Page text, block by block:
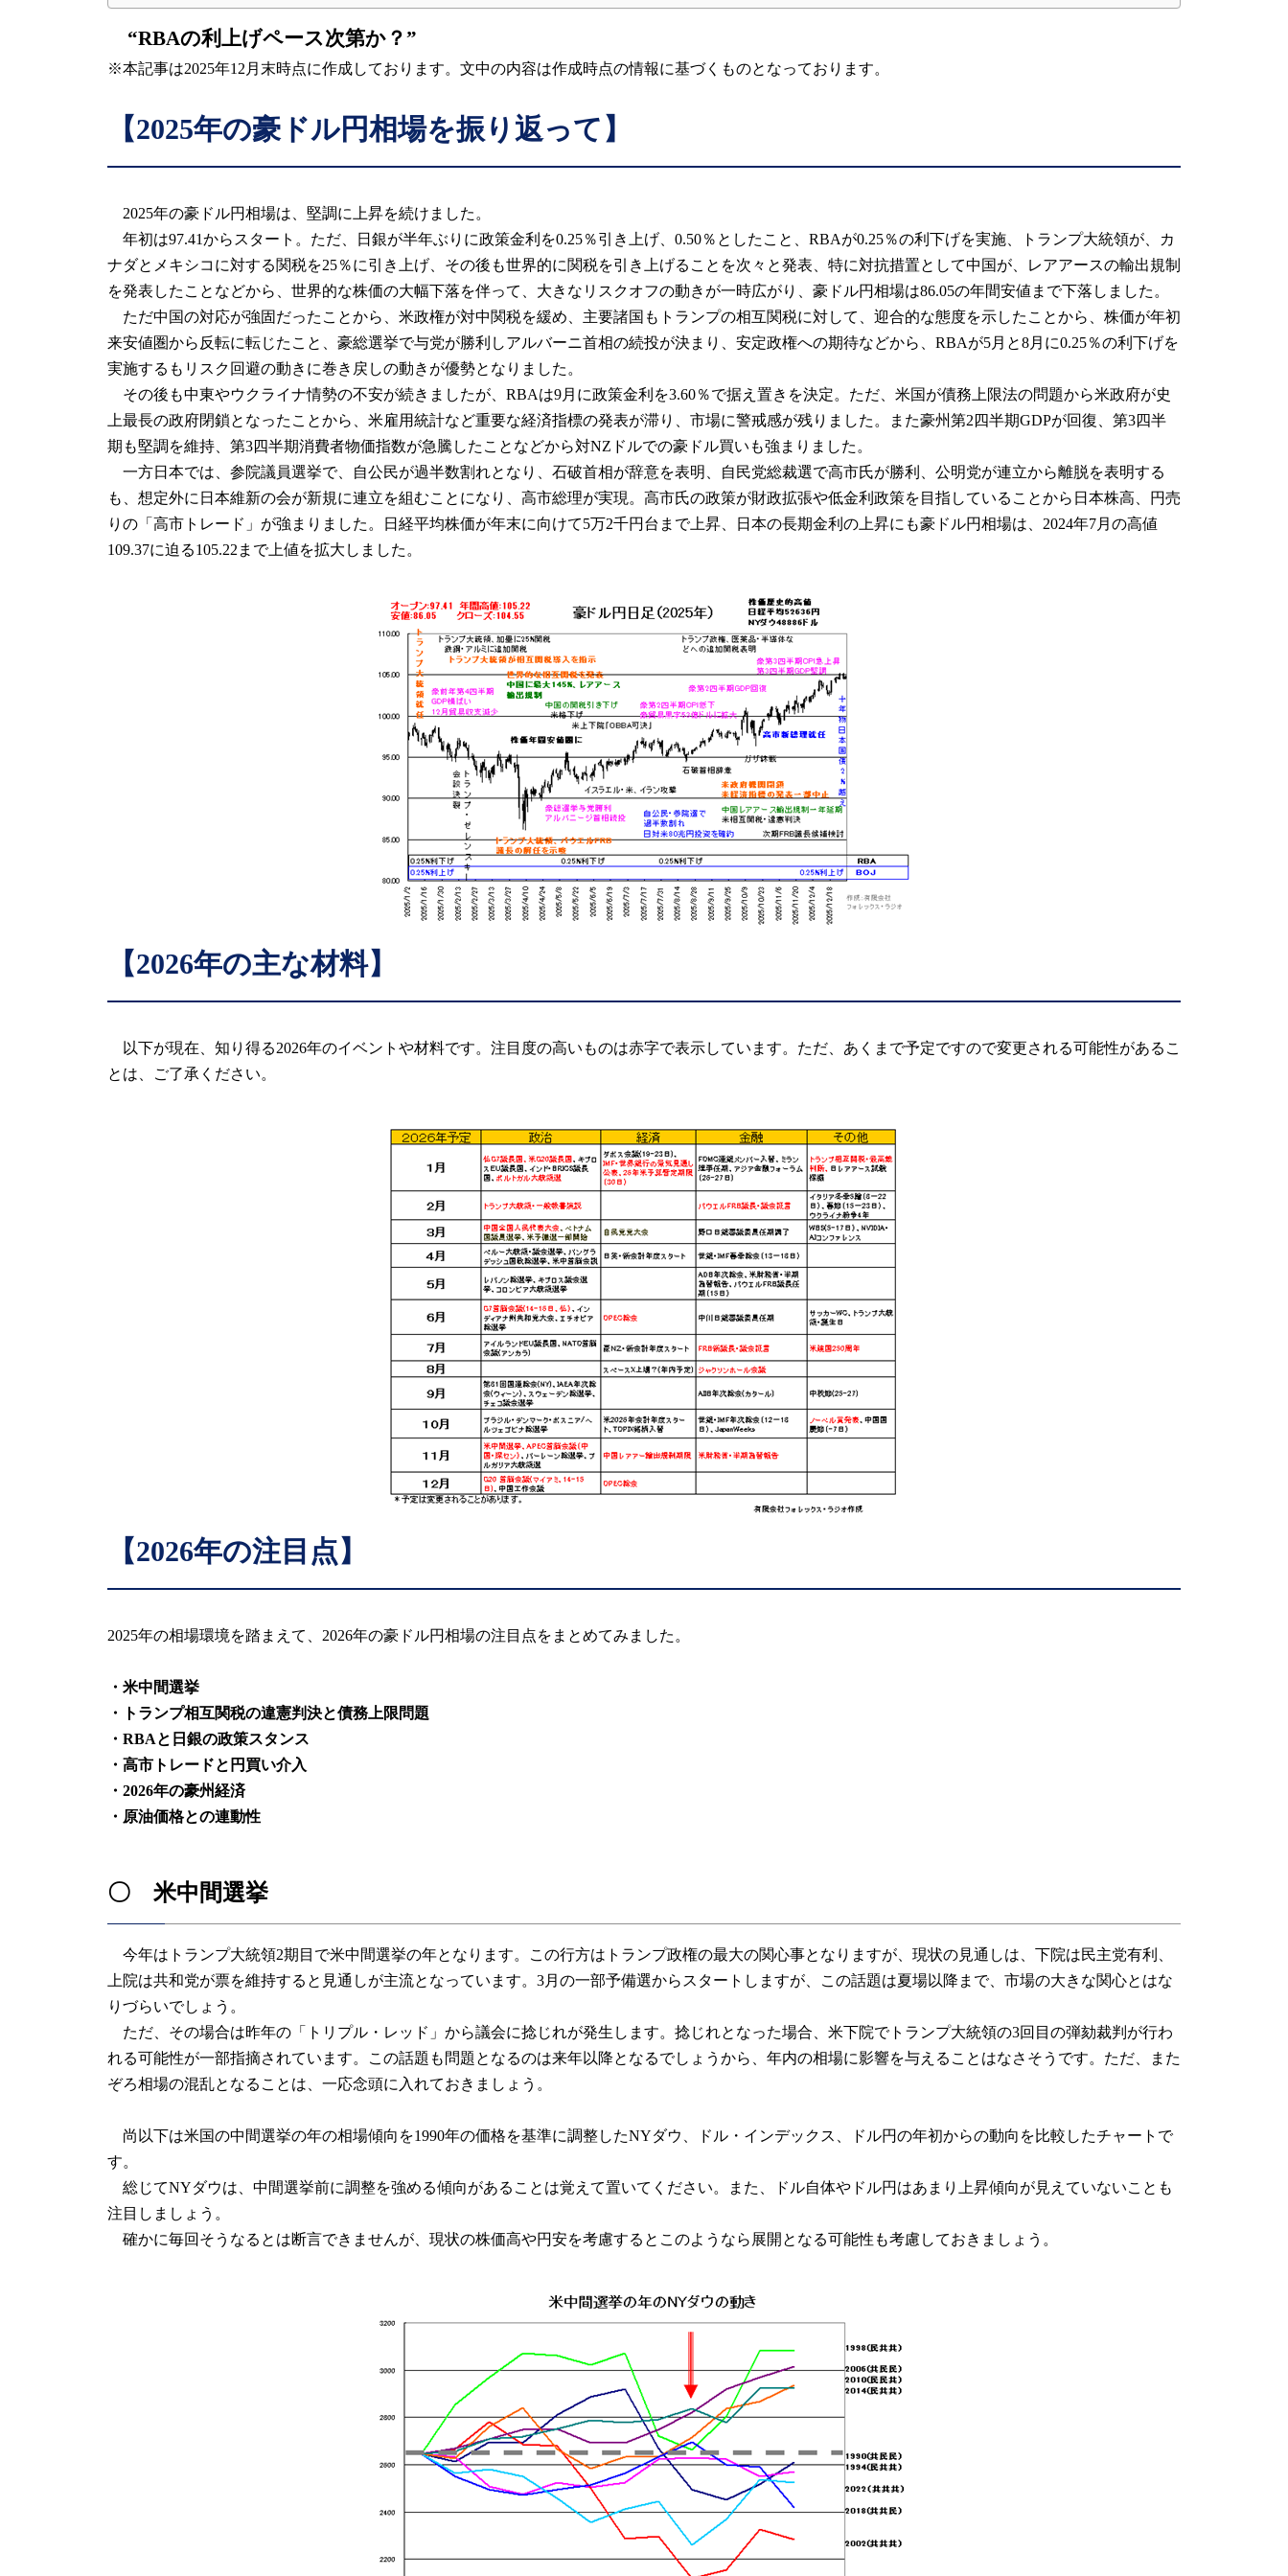
“RBAの利上げペース次第か？”
※本記事は2025年12月末時点に作成しております。文中の内容は作成時点の情報に基づくものとなっております。
【2025年の豪ドル円相場を振り返って】
2025年の豪ドル円相場は、堅調に上昇を続けました。
年初は97.41からスタート。ただ、日銀が半年ぶりに政策金利を0.25％引き上げ、0.50％としたこと、RBAが0.25％の利下げを実施、トランプ大統領が、カ
ナダとメキシコに対する関税を25％に引き上げ、その後も世界的に関税を引き上げることを次々と発表、特に対抗措置として中国が、レアアースの輸出規制
を発表したことなどから、世界的な株価の大幅下落を伴って、大きなリスクオフの動きが一時広がり、豪ドル円相場は86.05の年間安値まで下落しました。
ただ中国の対応が強固だったことから、米政権が対中関税を緩め、主要諸国もトランプの相互関税に対して、迎合的な態度を示したことから、株価が年初
来安値圏から反転に転じたこと、豪総選挙で与党が勝利しアルバーニ首相の続投が決まり、安定政権への期待などから、RBAが5月と8月に0.25％の利下げを
実施するもリスク回避の動きに巻き戻しの動きが優勢となりました。
その後も中東やウクライナ情勢の不安が続きましたが、RBAは9月に政策金利を3.60％で据え置きを決定。ただ、米国が債務上限法の問題から米政府が史
上最長の政府閉鎖となったことから、米雇用統計など重要な経済指標の発表が滞り、市場に警戒感が残りました。また豪州第2四半期GDPが回復、第3四半
期も堅調を維持、第3四半期消費者物価指数が急騰したことなどから対NZドルでの豪ドル買いも強まりました。
一方日本では、参院議員選挙で、自公民が過半数割れとなり、石破首相が辞意を表明、自民党総裁選で高市氏が勝利、公明党が連立から離脱を表明する
も、想定外に日本維新の会が新規に連立を組むことになり、高市総理が実現。高市氏の政策が財政拡張や低金利政策を目指していることから日本株高、円売
りの「高市トレード」が強まりました。日経平均株価が年末に向けて5万2千円台まで上昇、日本の長期金利の上昇にも豪ドル円相場は、2024年7月の高値
109.37に迫る105.22まで上値を拡大しました。
【2026年の主な材料】
以下が現在、知り得る2026年のイベントや材料です。注目度の高いものは赤字で表示しています。ただ、あくまで予定ですので変更される可能性があるこ
とは、ご了承ください。
【2026年の注目点】
2025年の相場環境を踏まえて、2026年の豪ドル円相場の注目点をまとめてみました。
・米中間選挙
・トランプ相互関税の違憲判決と債務上限問題
・RBAと日銀の政策スタンス
・高市トレードと円買い介入
・2026年の豪州経済
・原油価格との連動性
〇 米中間選挙
今年はトランプ大統領2期目で米中間選挙の年となります。この行方はトランプ政権の最大の関心事となりますが、現状の見通しは、下院は民主党有利、
上院は共和党が票を維持すると見通しが主流となっています。3月の一部予備選からスタートしますが、この話題は夏場以降まで、市場の大きな関心とはな
りづらいでしょう。
ただ、その場合は昨年の「トリプル・レッド」から議会に捻じれが発生します。捻じれとなった場合、米下院でトランプ大統領の3回目の弾劾裁判が行わ
れる可能性が一部指摘されています。この話題も問題となるのは来年以降となるでしょうから、年内の相場に影響を与えることはなさそうです。ただ、また
ぞろ相場の混乱となることは、一応念頭に入れておきましょう。
尚以下は米国の中間選挙の年の相場傾向を1990年の価格を基準に調整したNYダウ、ドル・インデックス、ドル円の年初からの動向を比較したチャートで
す。
総じてNYダウは、中間選挙前に調整を強める傾向があることは覚えて置いてください。また、ドル自体やドル円はあまり上昇傾向が見えていないことも
注目しましょう。
確かに毎回そうなるとは断言できませんが、現状の株価高や円安を考慮するとこのようなら展開となる可能性も考慮しておきましょう。